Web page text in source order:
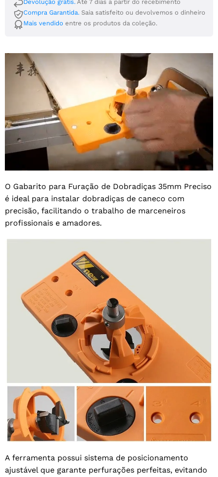
Devolução grátis. Até 7 dias a partir do recebimento
Compra Garantida. Saia satisfeito ou devolvemos o dinheiro
Mais vendido entre os produtos da coleção.
O Gabarito para Furação de Dobradiças 35mm Preciso
é ideal para instalar dobradiças de caneco com
precisão, facilitando o trabalho de marceneiros
profissionais e amadores.
A ferramenta possui sistema de posicionamento
ajustável que garante perfurações perfeitas, evitando